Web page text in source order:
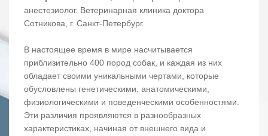
анестезиолог. Ветеринарная клиника доктора
Сотникова, г. Санкт-Петербург.
В настоящее время в мире насчитывается
приблизительно 400 пород собак, и каждая из них
обладает своими уникальными чертами, которые
обусловлены генетическими, анатомическими,
физиологическими и поведенческими особенностями.
Эти различия проявляются в разнообразных
характеристиках, начиная от внешнего вида и